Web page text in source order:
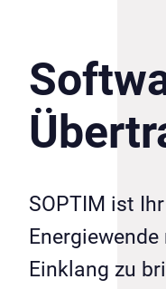
SOPTIM ist
Einklang zu